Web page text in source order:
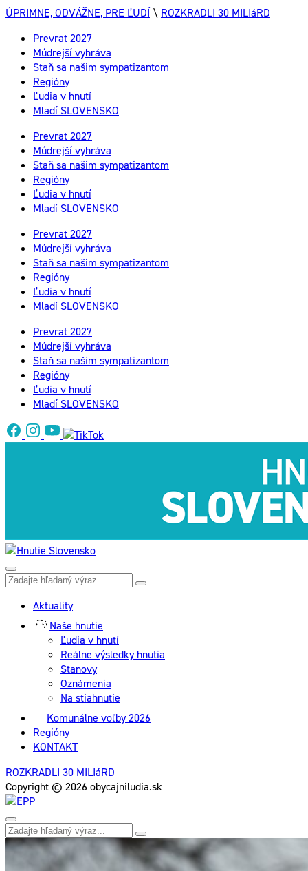
ÚPRIMNE, ODVÁŽNE, PRE ĽUDÍ \ ROZKRADLI 30 MILIáRD
Prevrat 2027
Múdrejší vyhráva
Staň sa našim sympatizantom
Regióny
Ľudia v hnutí
Mladí SLOVENSKO
Prevrat 2027
Múdrejší vyhráva
Staň sa našim sympatizantom
Regióny
Ľudia v hnutí
Mladí SLOVENSKO
Prevrat 2027
Múdrejší vyhráva
Staň sa našim sympatizantom
Regióny
Ľudia v hnutí
Mladí SLOVENSKO
Prevrat 2027
Múdrejší vyhráva
Staň sa našim sympatizantom
Regióny
Ľudia v hnutí
Mladí SLOVENSKO
Aktuality
Naše hnutie
Ľudia v hnutí
Reálne výsledky hnutia
Stanovy
Oznámenia
Na stiahnutie
Komunálne voľby 2026
Regióny
KONTAKT
ROZKRADLI 30 MILIáRD
Copyright © 2026 obycajniludia.sk